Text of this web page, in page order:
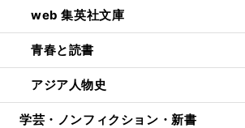
web 集英社文庫
青春と読書
アジア人物史
学芸・ノンフィクション・新書